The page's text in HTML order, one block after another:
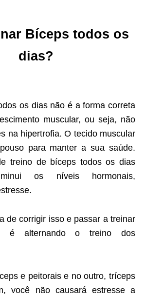
Bíceps todos os
dias?
os dias não é a forma correta
muscular, ou seja, não
na hipertrofia. O tecido muscular
para manter a sua saúde.
treino de bíceps todos os dias
os níveis hormonais,
de corrigir isso e passar a treinar
é alternando o treino dos
e peitorais e no outro, tríceps
você não causará estresse a